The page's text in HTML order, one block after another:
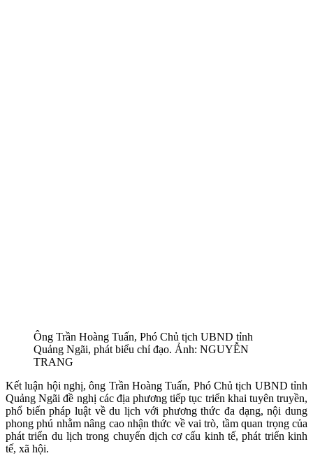
Ông Trần Hoàng Tuấn, Phó Chủ tịch UBND tỉnh
Quảng Ngãi, phát biểu chỉ đạo. Ảnh: NGUYỄN
TRANG
Kết luận hội nghị, ông Trần Hoàng Tuấn, Phó Chủ tịch UBND tỉnh
Quảng Ngãi đề nghị các địa phương tiếp tục triển khai tuyên truyền,
phổ biến pháp luật về du lịch với phương thức đa dạng, nội dung
phong phú nhằm nâng cao nhận thức về vai trò, tầm quan trọng của
phát triển du lịch trong chuyển dịch cơ cấu kinh tế, phát triển kinh
tế, xã hội.